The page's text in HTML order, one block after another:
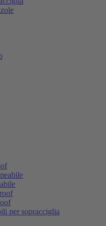
per sopracciglia